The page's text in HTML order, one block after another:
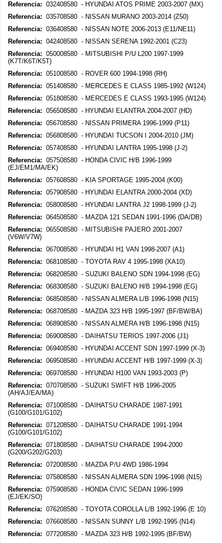
Referencia: 032408580 - HYUNDAI ATOS PRIME 2003-2007 (MX)
Referencia: 035708580 - NISSAN MURANO 2003-2014 (Z50)
Referencia: 036408580 - NISSAN NOTE 2006-2013 (E11/NE11)
Referencia: 042408580 - NISSAN SERENA 1992-2001 (C23)
Referencia: 050008580 - MITSUBISHI P/U L200 1997-1999
(K7T/K6T/K5T)
Referencia: 051008580 - ROVER 600 1994-1998 (RH)
Referencia: 051408580 - MERCEDES E CLASS 1985-1992 (W124)
Referencia: 051808580 - MERCEDES E CLASS 1993-1995 (W124)
Referencia: 056508580 - HYUNDAI ELANTRA 2004-2007 (HD)
Referencia: 056708580 - NISSAN PRIMERA 1996-1999 (P11)
Referencia: 056808580 - HYUNDAI TUCSON I 2004-2010 (JM)
Referencia: 057408580 - HYUNDAI LANTRA 1995-1998 (J-2)
Referencia: 057508580 - HONDA CIVIC H/B 1996-1999
(EJ/EM1/MA/EK)
Referencia: 057608580 - KIA SPORTAGE 1995-2004 (K00)
Referencia: 057908580 - HYUNDAI ELANTRA 2000-2004 (XD)
Referencia: 058008580 - HYUNDAI LANTRA J2 1998-1999 (J-2)
Referencia: 064508580 - MAZDA 121 SEDAN 1991-1996 (DA/DB)
Referencia: 065508580 - MITSUBISHI PAJERO 2001-2007
(V6W/V7W)
Referencia: 067008580 - HYUNDAI H1 VAN 1998-2007 (A1)
Referencia: 068108580 - TOYOTA RAV 4 1995-1998 (XA10)
Referencia: 068208580 - SUZUKI BALENO SDN 1994-1998 (EG)
Referencia: 068308580 - SUZUKI BALENO H/B 1994-1998 (EG)
Referencia: 068508580 - NISSAN ALMERA L/B 1996-1998 (N15)
Referencia: 068708580 - MAZDA 323 H/B 1995-1997 (BF/BW/BA)
Referencia: 068908580 - NISSAN ALMERA H/B 1996-1998 (N15)
Referencia: 069008580 - DAIHATSU TERIOS 1997-2006 (J1)
Referencia: 069408580 - HYUNDAI ACCENT SDN 1997-1999 (X-3)
Referencia: 069508580 - HYUNDAI ACCENT H/B 1997-1999 (X-3)
Referencia: 069708580 - HYUNDAI H100 VAN 1993-2003 (P)
Referencia: 070708580 - SUZUKI SWIFT H/B 1996-2005
(AH/AJ/EA/MA)
Referencia: 071008580 - DAIHATSU CHARADE 1987-1991
(G100/G101/G102)
Referencia: 071208580 - DAIHATSU CHARADE 1991-1994
(G100/G101/G102)
Referencia: 071808580 - DAIHATSU CHARADE 1994-2000
(G200/G202/G203)
Referencia: 072008580 - MAZDA P/U 4WD 1986-1994
Referencia: 075808580 - NISSAN ALMERA SDN 1996-1998 (N15)
Referencia: 075908580 - HONDA CIVIC SEDAN 1996-1999
(EJ/EK/SO)
Referencia: 076208580 - TOYOTA COROLLA L/B 1992-1996 (E 10)
Referencia: 076608580 - NISSAN SUNNY L/B 1992-1995 (N14)
Referencia: 077208580 - MAZDA 323 H/B 1992-1995 (BF/BW)